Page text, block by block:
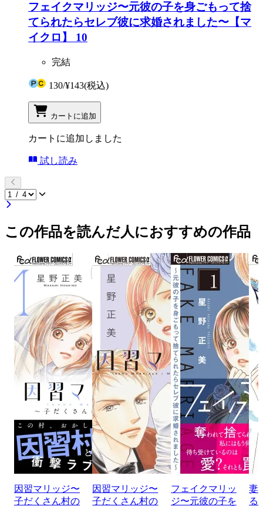
フェイクマリッジ〜元彼の子を身ごもって捨
てられたらセレブ彼に求婚されました〜【マ
イクロ】 10
完結
130/¥143(税込)
カートに追加
カートに追加しました
試し読み
この作品を読んだ人におすすめの作品
因習マリッジ〜
子だくさん村の
因習マリッジ〜
子だくさん村の
フェイクマリッ
ジ〜元彼の子を
妻
る